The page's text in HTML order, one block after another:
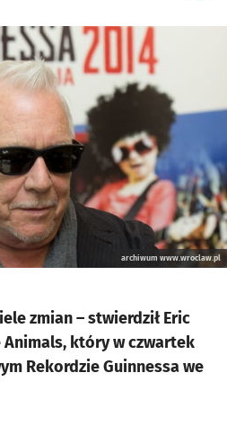
archiwum www.wroclaw.pl
zmian – stwierdził Eric
który w czwartek
Rekordzie Guinnessa we